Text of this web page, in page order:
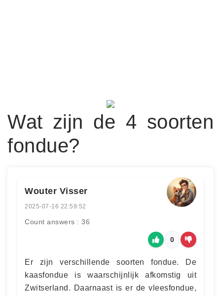
Wat zijn de 4 soorten
fondue?
Wouter Visser
2025-07-16 22:59:52
Count answers : 36
0
Er zijn verschillende soorten fondue. De
kaasfondue is waarschijnlijk afkomstig uit
Zwitserland. Daarnaast is er de vleesfondue,